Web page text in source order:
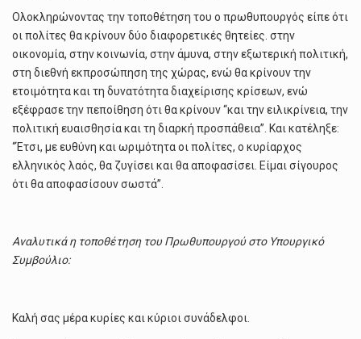
Ολοκληρώνοντας την τοποθέτηση του ο πρωθυπουργός είπε ότι
οι πολίτες θα κρίνουν δύο διαφορετικές θητείες. στην
οικονομία, στην κοινωνία, στην άμυνα, στην εξωτερική πολιτική,
στη διεθνή εκπροσώπηση της χώρας, ενώ θα κρίνουν την
ετοιμότητα και τη δυνατότητα διαχείρισης κρίσεων, ενώ
εξέφρασε την πεποίθηση ότι θα κρίνουν “και την ειλικρίνεια, την
πολιτική ευαισθησία και τη διαρκή προσπάθεια”. Και κατέληξε:
“Έτσι, με ευθύνη και ωριμότητα οι πολίτες, ο κυρίαρχος
ελληνικός λαός, θα ζυγίσει και θα αποφασίσει. Είμαι σίγουρος
ότι θα αποφασίσουν σωστά”.
Αναλυτικά η τοποθέτηση του Πρωθυπουργού στο Υπουργικό
Συμβούλιο:
Καλή σας μέρα κυρίες και κύριοι συνάδελφοι.